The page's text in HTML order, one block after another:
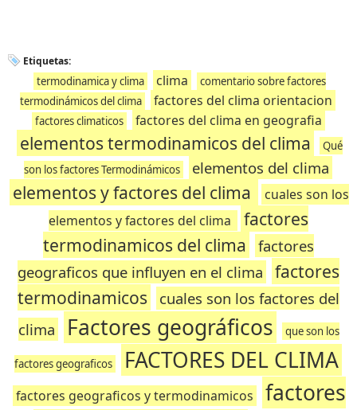
Etiquetas:
termodinamica y clima clima
comentario sobre factores
termodinámicos del clima
factores del clima orientacion
factores climaticos factores del clima en geografia
elementos termodinamicos del clima
Qué
son los factores Termodinámicos
elementos del clima
elementos y factores del clima
cuales son los
elementos y factores del clima
factores
termodinamicos del clima
factores
geograficos que influyen en el clima
factores
termodinamicos
cuales son los factores del
clima
Factores geográficos que son los
factores geograficos FACTORES DEL CLIMA
factores geograficos y termodinamicos
factores